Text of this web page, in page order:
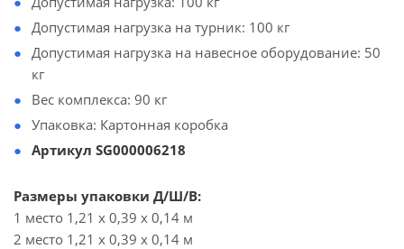
Допустимая нагрузка на турник: 100 кг
Допустимая нагрузка на навесное оборудование: 50
кг
Вес комплекса: 90 кг
Упаковка: Картонная коробка
Артикул SG000006218
Размеры упаковки Д/Ш/В:
1 место 1,21 х 0,39 х 0,14 м
2 место 1,21 х 0,39 х 0,14 м